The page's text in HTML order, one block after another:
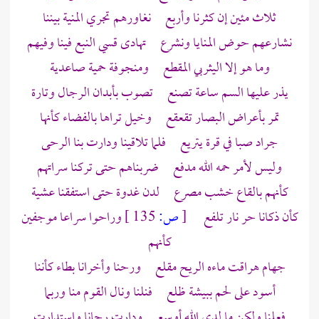
ثلاث مئين إن كثرنا وأربع نغاورهم تجري المنية بيننا
نشارعهم حوض المنايا ونشرع تهادى قسي النبع فينا وفيهم
وما هو إلا اليثربي المقطع ومنجوفة حمية صاعدية
يذر عليها السم ساعة تصنع تصوب بأبدان الرجال وتارة
تمر بأعراض البصار تقعقع وخيل تراها بالفضاء كأنها
جراد صبا في قرة يتريع فلما تلاقينا ودارت بنا الرحى
وليس لأمر حمه الله مدفع ضربناهم حتى تركنا سراتهم
كأنهم بالقاع خشب مصرع لدن غدوة حتى استفقنا عشية
كأن ذكانا حر نار تلفع [ص:
وراحوا سراعا موجفين
كأنهم
جهام هراقت ماءه الريح مقلع ورحنا وأخرانا بطاء كأننا
أسود على لحم ببيشة ظلع فنلنا ونال القوم منا وربما